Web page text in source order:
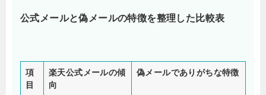
公式メールと偽メールの特徴を整理した比較表
項
目
楽天公式メールの傾
向
偽メールでありがちな特徴